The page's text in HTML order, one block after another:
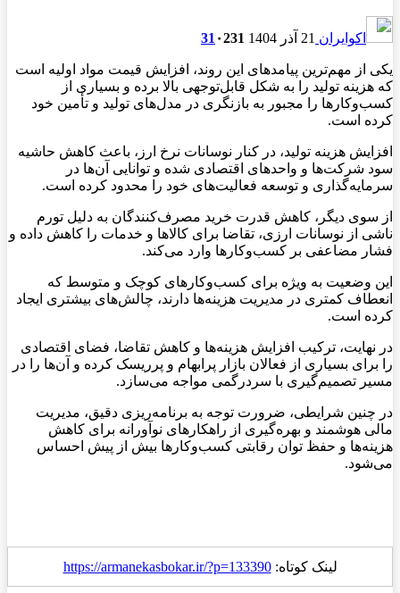
اکوایران 21 آذر 1404 31 ۰231
یکی از مهم‌ترین پیامدهای این روند، افزایش قیمت مواد اولیه است
که هزینه تولید را به شکل قابل‌توجهی بالا برده و بسیاری از
کسب‌وکارها را مجبور به بازنگری در مدل‌های تولید و تأمین خود
کرده است.
افزایش هزینه تولید، در کنار نوسانات نرخ ارز، باعث کاهش حاشیه
سود شرکت‌ها و واحدهای اقتصادی شده و توانایی آن‌ها در
سرمایه‌گذاری و توسعه فعالیت‌های خود را محدود کرده است.
از سوی دیگر، کاهش قدرت خرید مصرف‌کنندگان به دلیل تورم
ناشی از نوسانات ارزی، تقاضا برای کالاها و خدمات را کاهش داده و
فشار مضاعفی بر کسب‌وکارها وارد می‌کند.
این وضعیت به ویژه برای کسب‌وکارهای کوچک و متوسط که
انعطاف کمتری در مدیریت هزینه‌ها دارند، چالش‌های بیشتری ایجاد
کرده است.
در نهایت، ترکیب افزایش هزینه‌ها و کاهش تقاضا، فضای اقتصادی
را برای بسیاری از فعالان بازار پرابهام و پرریسک کرده و آن‌ها را در
مسیر تصمیم‌گیری با سردرگمی مواجه می‌سازد.
در چنین شرایطی، ضرورت توجه به برنامه‌ریزی دقیق، مدیریت
مالی هوشمند و بهره‌گیری از راهکارهای نوآورانه برای کاهش
هزینه‌ها و حفظ توان رقابتی کسب‌وکارها بیش از پیش احساس
می‌شود.
لینک کوتاه:https://armanekasbokar.ir/?p=133390